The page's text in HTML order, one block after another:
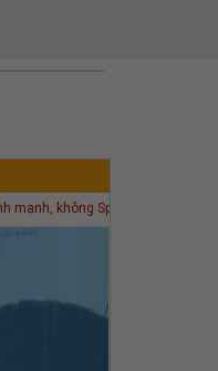
Spam. Tài khoản nào vi phạm